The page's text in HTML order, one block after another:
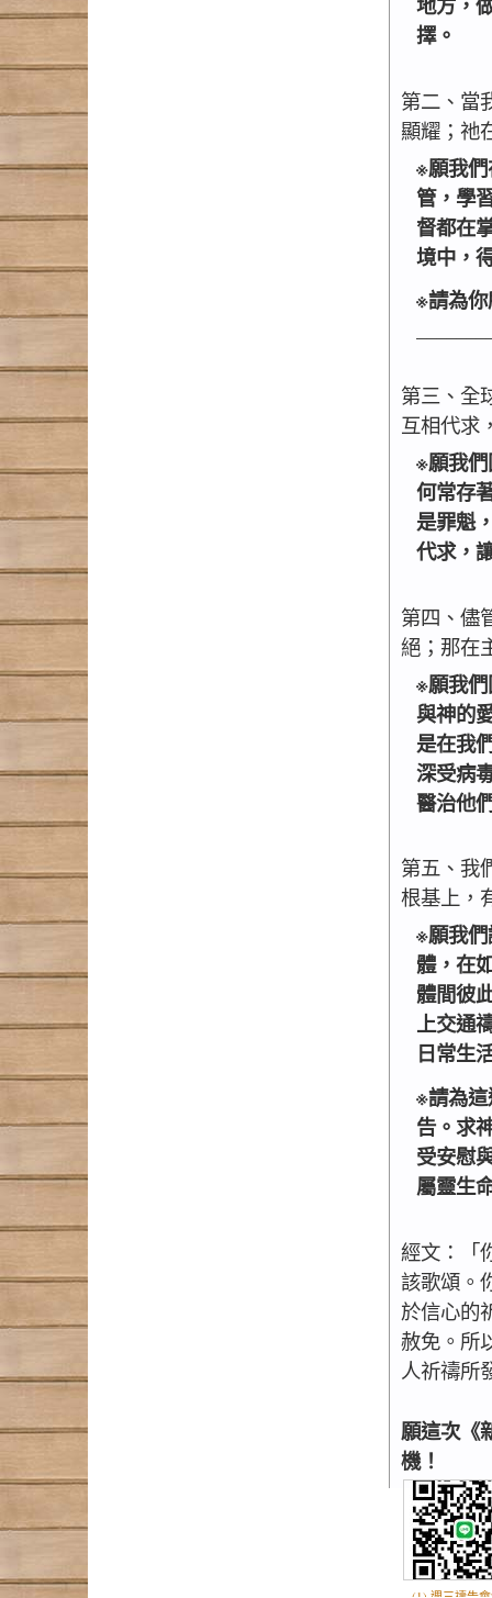
擇。
第二、當
顯耀；祂
※願我
管，學
督都在
境中，
※請為
第三、全
互相代求
※願我
何常存
是罪魁
代求，
第四、儘
絕；那在
※願我
與神的
是在我
深受病
醫治他
第五、我
根基上，
※願我
體，在
體間彼
上交通
日常生
※請為
告。求
受安慰
屬靈生
經文：「
該歌頌。
於信心的
赦免。所
人祈禱所
願這次《
機！